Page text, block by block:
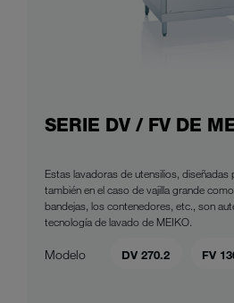
SERIE DV / FV DE
Estas lavadoras de utensilios, diseñadas
también en el caso de vajilla grande
bandejas, los contenedores, etc., son
tecnología de lavado de MEIKO.
Modelo DV 270.2 FV